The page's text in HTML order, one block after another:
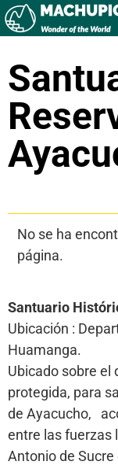
No se ha
página.
Santuario
Ubicación :
Huamanga.
Ubicado sobre el
protegida, para
de Ayacucho,
entre las fuerzas
Antonio de